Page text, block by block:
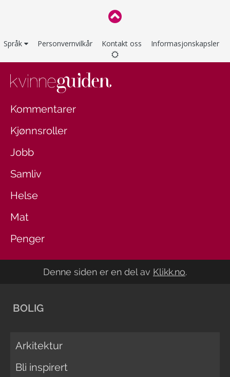
Språk Personvernvilkår Kontakt oss Informasjonskapsler
Kommentarer
Kjønnsroller
Jobb
Samliv
Helse
Mat
Penger
Denne siden er en del av Klikk.no.
BOLIG
Arkitektur
Bli inspirert